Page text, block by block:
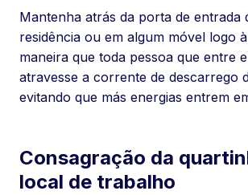
Mantenha atrás da porta de entrada
residência ou em algum móvel logo
maneira que toda pessoa que entre
atravesse a corrente de descarrego
evitando que más energias entrem
Consagração da
local de trabalho